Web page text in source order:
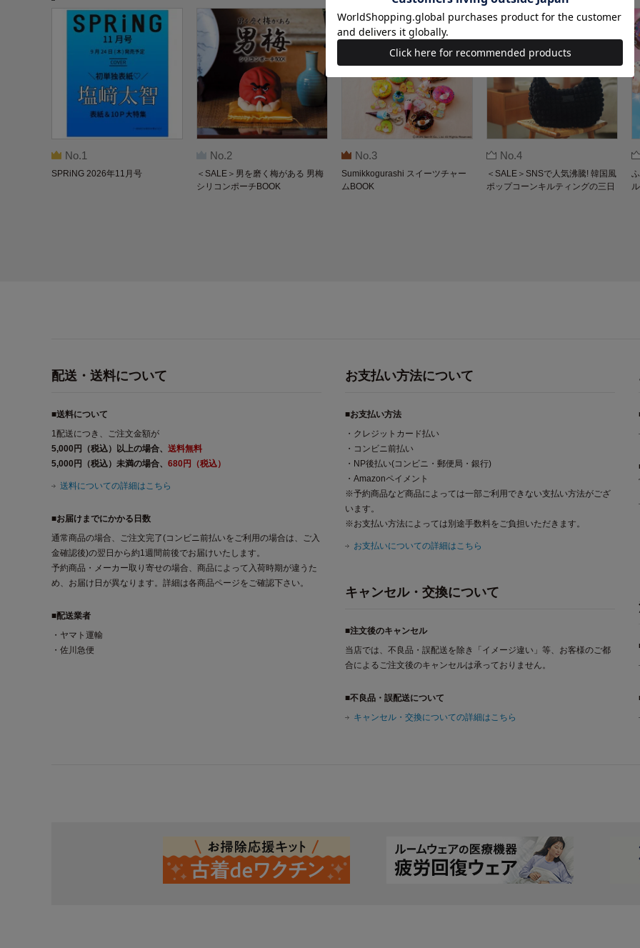
No.1
SPRiNG 2026年11月号
No.2
＜SALE＞男を磨く梅がある 男梅
シリコンポーチBOOK
No.3
Sumikkogurashi スイーツチャー
ムBOOK
No.4
＜SALE＞SNSで人気沸騰! 韓国風
ポップコーンキルティングの三日
配送・送料について
■送料について
1配送につき、ご注文金額が
5,000円（税込）以上の場合、 送料無料
5,000円（税込）未満の場合、 680円（税込）
送料についての詳細はこちら
■お届けまでにかかる日数
通常商品の場合、ご注文完了(コンビニ前払いをご利用の場合は、ご入
金確認後)の翌日から約1週間前後でお届けいたします。
予約商品・メーカー取り寄せの場合、商品によって入荷時期が違うた
め、お届け日が異なります。詳細は各商品ページをご確認下さい。
■配送業者
・ヤマト運輸
・佐川急便
お支払い方法について
■お支払い方法
・クレジットカード払い
・コンビニ前払い
・NP後払い(コンビニ・郵便局・銀行)
・Amazonペイメント
※予約商品など商品によっては一部ご利用できない支払い方法がござ
います。
※お支払い方法によっては別途手数料をご負担いただきます。
お支払いについての詳細はこちら
キャンセル・交換について
■注文後のキャンセル
当店では、不良品・誤配送を除き「イメージ違い」等、お客様のご都
合によるご注文後のキャンセルは承っておりません。
■不良品・誤配送について
キャンセル・交換についての詳細はこちら